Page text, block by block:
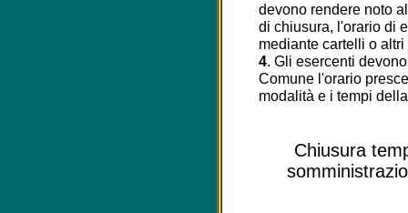
devono rendere noto
di chiusura, l'orario di
mediante cartelli o
4. Gli esercenti
Comune l'orario
modalità e i tempi
Chiusura